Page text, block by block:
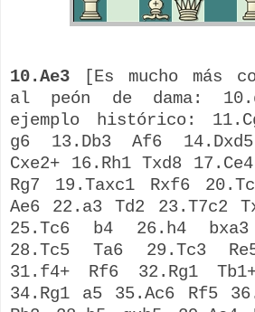
10.Ae3
[Es mucho más
al peón de dama:
ejemplo histórico:
g6 13.Db3 Af6
Cxe2+ 16.Rh1 Txd8
Rg7 19.Taxc1 Rxf6
Ae6 22.a3 Td2 23.T7c2
25.Tc6 b4 26.h4
28.Tc5 Ta6 29.Tc3
31.f4+ Rf6 32.Rg1
34.Rg1 a5 35.Ac6 Rf5